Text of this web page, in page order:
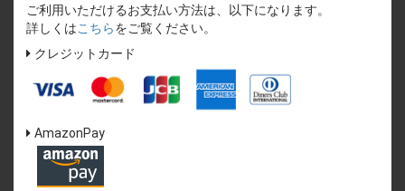
ご利用いただけるお支払い方法は、以下になります。
詳しくはこちらをご覧ください。
クレジットカード
AmazonPay